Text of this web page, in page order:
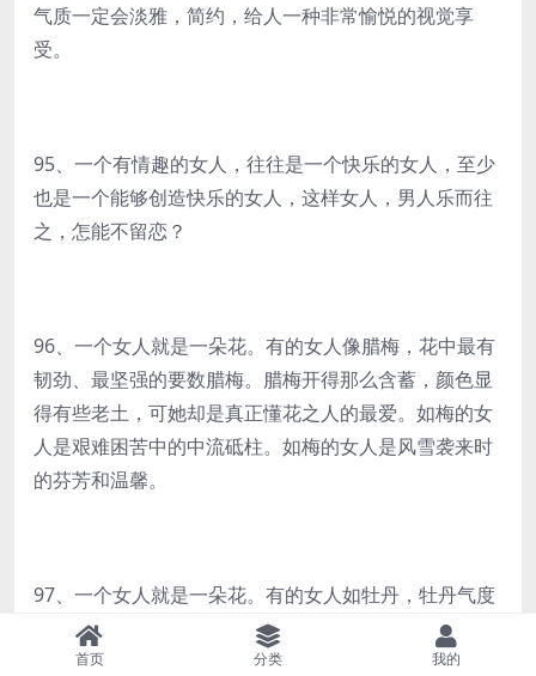
气质一定会淡雅，简约，给人一种非常愉悦的视觉享
受。
95、一个有情趣的女人，往往是一个快乐的女人，至少
也是一个能够创造快乐的女人，这样女人，男人乐而往
之，怎能不留恋？
96、一个女人就是一朵花。有的女人像腊梅，花中最有
韧劲、最坚强的要数腊梅。腊梅开得那么含蓄，颜色显
得有些老土，可她却是真正懂花之人的最爱。如梅的女
人是艰难困苦中的中流砥柱。如梅的女人是风雪袭来时
的芬芳和温馨。
97、一个女人就是一朵花。有的女人如牡丹，牡丹气度
高雅，牡丹之美，美在霸气。她天生是花之王，她只存
在于彼岸，旁人永远无法到达。
首页 分类 我的